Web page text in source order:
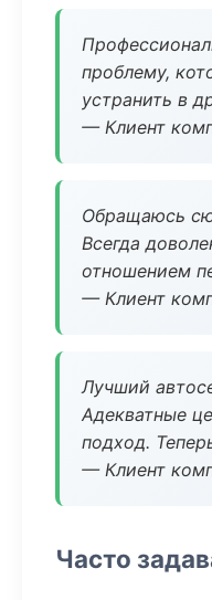
проблему,
устранить в
— Клиент
Обращаюсь
Всегда
отношением
— Клиент
Лучший
Адекватные
подход.
— Клиент
Часто